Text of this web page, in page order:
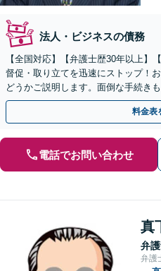
法人・ビジネスの債務
【全国対応】【弁護士歴30年以上】
督促・取り立てを迅速にストップ！
どうかご説明します。面倒な手続き
まず、お気軽にご相談ください。【
料金表
電話でお問い合わせ
真
弁
弁護